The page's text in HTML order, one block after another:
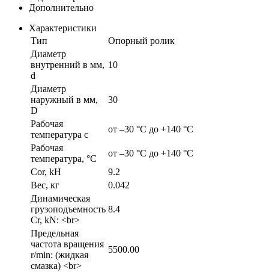
Дополнительно
Характеристики
Тип
Опорный ролик
Диаметр
внутренний в мм,
d
10
Диаметр
наружный в мм,
D
30
Рабочая
температура с
от –30 °C до +140 °C
Рабочая
температура, °С
от –30 °C до +140 °C
Cor, kH
9.2
Вес, кг
0.042
Динамическая
грузоподъемность
Cr, kN: <br>
8.4
Предельная
частота вращения
r/min: (жидкая
смазка) <br>
5500.00